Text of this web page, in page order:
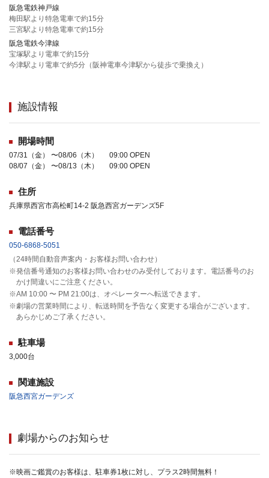
阪急電鉄神戸線
梅田駅より特急電車で約15分
三宮駅より特急電車で約15分
阪急電鉄今津線
宝塚駅より電車で約15分
今津駅より電車で約5分（阪神電車今津駅から徒歩で乗換え）
施設情報
開場時間
07/31（金） 〜08/06（木） 09:00 OPEN
08/07（金） 〜08/13（木） 09:00 OPEN
住所
兵庫県西宮市高松町14-2 阪急西宮ガーデンズ5F
電話番号
050-6868-5051
（24時間自動音声案内・お客様お問い合わせ）
※発信番号通知のお客様お問い合わせのみ受付しております。電話番号のお
かけ間違いにご注意ください。
※AM 10:00 〜 PM 21:00は、オペレーターへ転送できます。
※劇場の営業時間により、転送時間を予告なく変更する場合がございます。
あらかじめご了承ください。
駐車場
3,000台
関連施設
阪急西宮ガーデンズ
劇場からのお知らせ
※映画ご鑑賞のお客様は、駐車券1枚に対し、プラス2時間無料！